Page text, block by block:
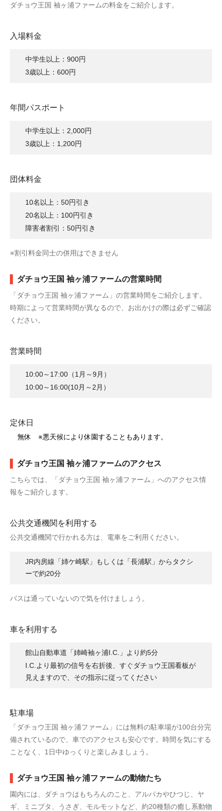
ダチョウ王国 袖ヶ浦ファームの料金をご紹介します。
入場料金
中学生以上：900円
3歳以上：600円
年間パスポート
中学生以上：2,000円
3歳以上：1,200円
団体料金
10名以上：50円引き
20名以上：100円引き
障害者割引：50円引き
※割引料金同士の併用はできません
ダチョウ王国 袖ヶ浦ファームの営業時間
「ダチョウ王国 袖ヶ浦ファーム」の営業時間をご紹介します。
時期によって営業時間が異なるので、お出かけの際は必ずご確認
ください。
営業時間
10:00～17:00（1月～9月）
10:00～16:00(10月～2月）
定休日
無休 ※悪天候により休園することもあります。
ダチョウ王国 袖ヶ浦ファームのアクセス
こちらでは、「ダチョウ王国 袖ヶ浦ファーム」へのアクセス情
報をご紹介します。
公共交通機関を利用する
公共交通機関で行かれる方は、電車をご利用ください。
JR内房線「姉ケ崎駅」もしくは「長浦駅」からタクシ
ーで約20分
バスは通っていないので気を付けましょう。
車を利用する
館山自動車道「姉崎袖ヶ浦I.C.」より約5分
I.C.より最初の信号を右折後、すぐダチョウ王国看板が
見えますので、その指示に従ってください
駐車場
「ダチョウ王国 袖ヶ浦ファーム」には無料の駐車場が100台分完
備されているので、車でのアクセスも安心です。時間を気にする
ことなく、1日中ゆっくりと楽しみましょう。
ダチョウ王国 袖ヶ浦ファームの動物たち
園内には、ダチョウはもちろんのこと、アルパカやひつじ、ヤ
ギ、ミニブタ、うさぎ、モルモットなど、約20種類の癒し系動物